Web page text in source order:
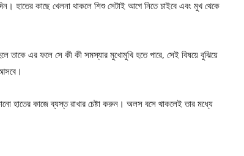
হাতের কাছে খেলনা থাকলে শিশু সেটাই আগে নিতে চাইবে এবং মুখ থেকে
এর ফলে সে কী কী সমস্যার মুখোমুখি হতে পারে, সেই বিষয়ে বুঝিয়ে
কাজে ব্যস্ত রাখার চেষ্টা করুন। অলস বসে থাকলেই তার মধ্যে